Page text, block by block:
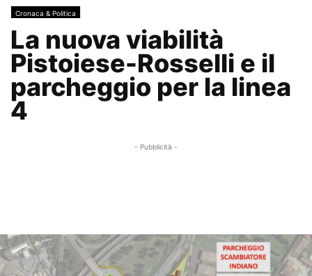
Cronaca & Politica
La nuova viabilità
Pistoiese-Rosselli e il
parcheggio per la linea
4
- Pubblicità -